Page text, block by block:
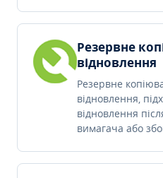
Резервне
відновлення
Резервне
відновлення,
відновлення
вимагача або